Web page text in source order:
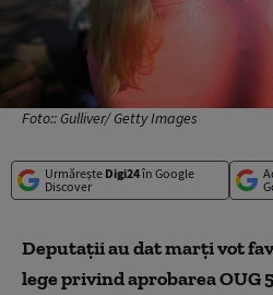
Foto:: Gulliver/ Getty Images
Urmărește Digi24în Google
Discover
Deputații au dat marți vot
lege privind aprobarea OUG